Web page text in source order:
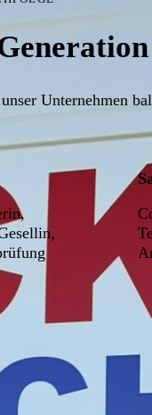
Unternehmen